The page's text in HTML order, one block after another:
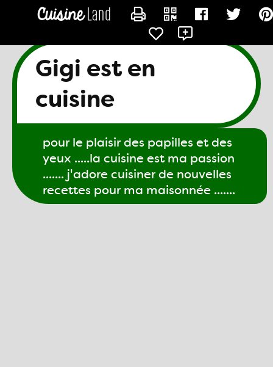
Gigi est en
cuisine
pour le plaisir des papilles et des
yeux .....la cuisine est ma passion
....... j'adore cuisiner de nouvelles
recettes pour ma maisonnée .......
CONTACTER GIGI61